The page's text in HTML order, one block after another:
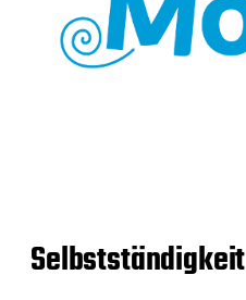
Selbstständigkeit